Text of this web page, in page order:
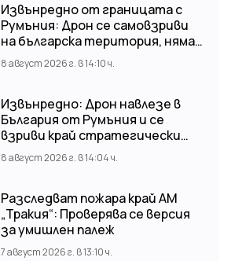
Извънредно от границата с
Румъния: Дрон се самовзриви
на българска територия, няма
щети
8 август 2026 г. в 14:10 ч.
Извънредно: Дрон навлезе в
България от Румъния и се
взриви край стратегически
обект
8 август 2026 г. в 14:04 ч.
Разследват пожара край АМ
„Тракия“: Проверява се версия
за умишлен палеж
7 август 2026 г. в 13:10 ч.